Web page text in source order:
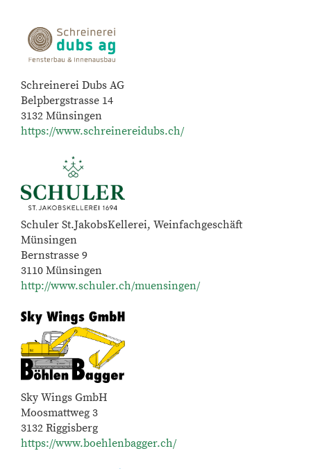
Schreinerei Dubs AG
Belpbergstrasse 14
3132 Münsingen
https://www.schreinereidubs.ch/
Schuler St.JakobsKellerei, Weinfachgeschäft
Münsingen
Bernstrasse 9
3110 Münsingen
http://www.schuler.ch/muensingen/
Sky Wings GmbH
Moosmattweg 3
3132 Riggisberg
https://www.boehlenbagger.ch/